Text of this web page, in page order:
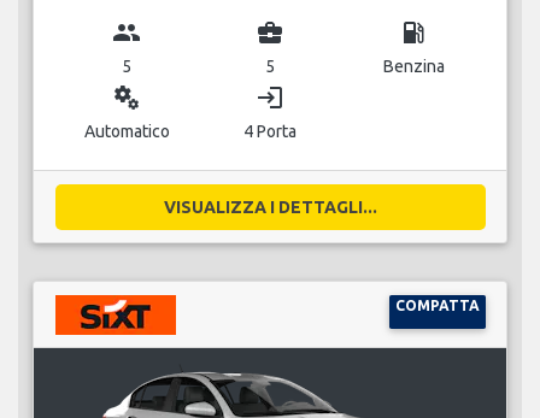
group
5
business_center
5
local_gas_station
Benzina
miscellaneous_services
Automatico
login
4 Porta
VISUALIZZA I DETTAGLI...
COMPATTA